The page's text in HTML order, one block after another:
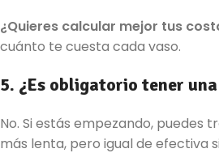
¿Quieres calcular mejor tus
cuánto te cuesta cada vaso.
5. ¿Es obligatorio tener
No. Si estás empezando,
más lenta, pero igual de efectiva